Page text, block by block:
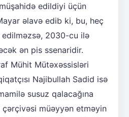
edildiyi üçün
əlavə edib ki, bu, heç
2030-cu ilə
ən pis ssenaridir.
Mühit Mütəxəssisləri
Najibullah Sadid isə
susuz qalacağına
müəyyən etməyin